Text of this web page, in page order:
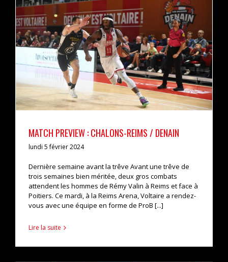
MATCH PREVIEW : CHALONS-REIMS / DENAIN
actualités pro b
MATCH PREVIEW : CHALONS-REIMS / DENAIN
lundi 5 février 2024
Dernière semaine avant la trêve Avant une trêve de
trois semaines bien méritée, deux gros combats
attendent les hommes de Rémy Valin à Reims et face à
Poitiers. Ce mardi, à la Reims Arena, Voltaire a rendez-
vous avec une équipe en forme de ProB [...]
Lire la suite